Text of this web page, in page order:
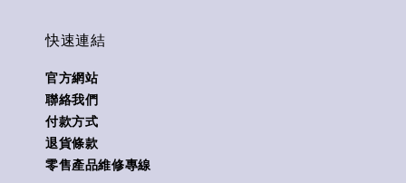
快速連結
官方網站
聯絡我們
付款方式
退貨條款
零售產品維修專線